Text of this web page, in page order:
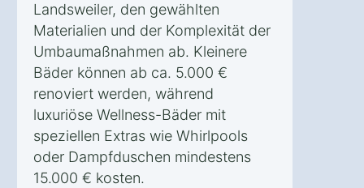
Landsweiler, den gewählten
Materialien und der Komplexität der
Umbaumaßnahmen ab. Kleinere
Bäder können ab ca. 5.000 €
renoviert werden, während
luxuriöse Wellness-Bäder mit
speziellen Extras wie Whirlpools
oder Dampfduschen mindestens
15.000 € kosten.